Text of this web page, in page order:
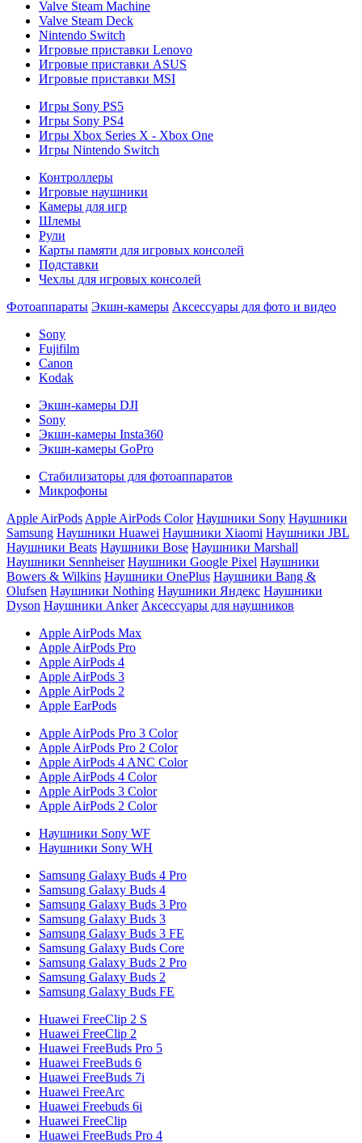
Valve Steam Machine
Valve Steam Deck
Nintendo Switch
Игровые приставки Lenovo
Игровые приставки ASUS
Игровые приставки MSI
Игры Sony PS5
Игры Sony PS4
Игры Xbox Series X - Xbox One
Игры Nintendo Switch
Контроллеры
Игровые наушники
Камеры для игр
Шлемы
Рули
Карты памяти для игровых консолей
Подставки
Чехлы для игровых консолей
Фотоаппараты Экшн-камеры Аксессуары для фото и видео
Sony
Fujifilm
Canon
Kodak
Экшн-камеры DJI
Sony
Экшн-камеры Insta360
Экшн-камеры GoPro
Стабилизаторы для фотоаппаратов
Микрофоны
Apple AirPods Apple AirPods Color Наушники Sony Наушники
Samsung Наушники Huawei Наушники Xiaomi Наушники JBL
Наушники Beats Наушники Bose Наушники Marshall
Наушники Sennheiser Наушники Google Pixel Наушники
Bowers & Wilkins Наушники OnePlus Наушники Bang &
Olufsen Наушники Nothing Наушники Яндекс Наушники
Dyson Наушники Anker Аксессуары для наушников
Apple AirPods Max
Apple AirPods Pro
Apple AirPods 4
Apple AirPods 3
Apple AirPods 2
Apple EarPods
Apple AirPods Pro 3 Color
Apple AirPods Pro 2 Color
Apple AirPods 4 ANC Color
Apple AirPods 4 Color
Apple AirPods 3 Color
Apple AirPods 2 Color
Наушники Sony WF
Наушники Sony WH
Samsung Galaxy Buds 4 Pro
Samsung Galaxy Buds 4
Samsung Galaxy Buds 3 Pro
Samsung Galaxy Buds 3
Samsung Galaxy Buds 3 FE
Samsung Galaxy Buds Core
Samsung Galaxy Buds 2 Pro
Samsung Galaxy Buds 2
Samsung Galaxy Buds FE
Huawei FreeClip 2 S
Huawei FreeClip 2
Huawei FreeBuds Pro 5
Huawei FreeBuds 6
Huawei FreeBuds 7i
Huawei FreeArc
Huawei Freebuds 6i
Huawei FreeClip
Huawei FreeBuds Pro 4